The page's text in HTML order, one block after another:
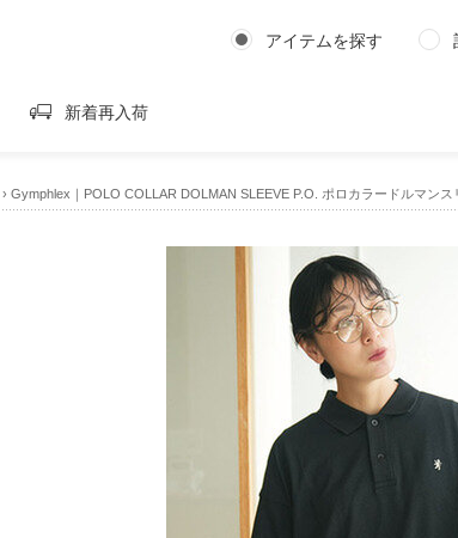
アイテムを探す
新着再入荷
› Gymphlex｜POLO COLLAR DOLMAN SLEEVE P.O. ポロカラードルマン